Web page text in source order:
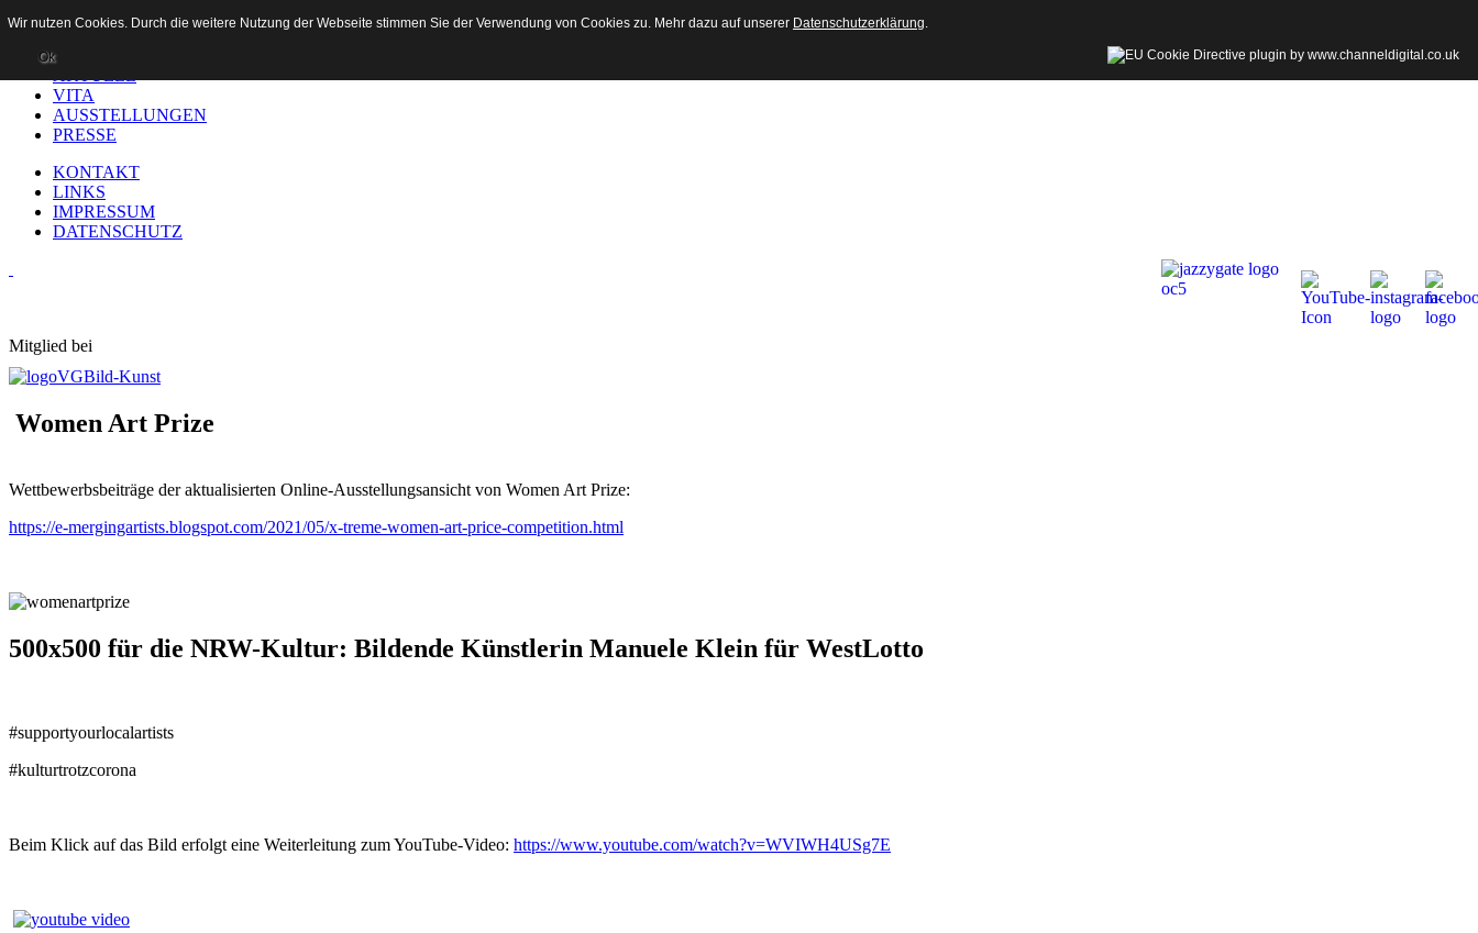
HOME
VITA
AUSSTELLUNGEN
PRESSE
KONTAKT
LINKS
IMPRESSUM
DATENSCHUTZ
Mitglied bei
Women Art Prize
Wettbewerbsbeiträge der aktualisierten Online-Ausstellungsansicht von Women Art Prize:
https://e-mergingartists.blogspot.com/2021/05/x-treme-women-art-price-competition.html
500x500 für die NRW-Kultur: Bildende Künstlerin Manuele Klein für WestLotto
#supportyourlocalartists
#kulturtrotzcorona
Beim Klick auf das Bild erfolgt eine Weiterleitung zum YouTube-Video: https://www.youtube.com/watch?v=WVIWH4USg7E
Wir nutzen Cookies. Durch die weitere Nutzung der Webseite stimmen Sie der Verwendung von Cookies zu. Mehr dazu auf unserer Datenschutzerklärung.
Ok